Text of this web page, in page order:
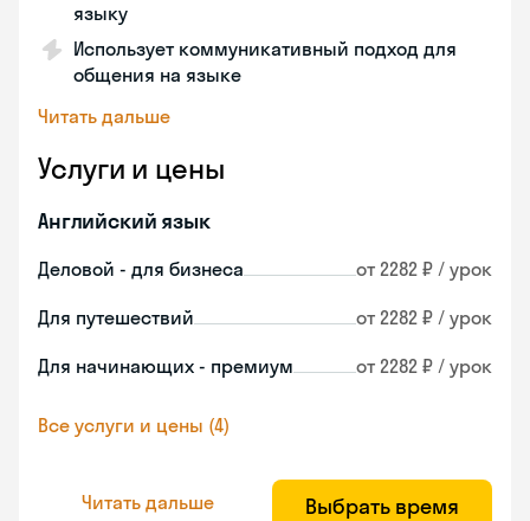
языку
Использует коммуникативный подход для
общения на языке
Читать дальше
Услуги и цены
Английский язык
Деловой - для бизнеса от 2282 ₽ / урок
Для путешествий от 2282 ₽ / урок
Для начинающих - премиум от 2282 ₽ / урок
Все услуги и цены (4)
Читать дальше Выбрать время